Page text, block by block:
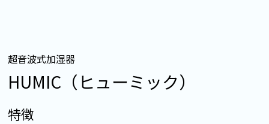
超音波式加湿器
HUMIC（ヒューミック）
特徴